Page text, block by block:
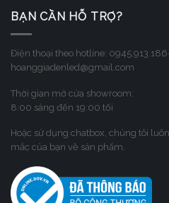
BẠN CẦN HỖ TRỢ?
Điện thoại theo hotline:
hoanggiadenled@gmail.com
Thời gian mở cửa showroom:
8:00 sáng đến 19:00 tối
Hoặc sử dụng chatbox, chúng tôi
mắc của bạn về sản phẩm.